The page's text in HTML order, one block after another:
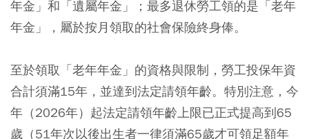
年金」和「遺屬年金」；最多退休勞工領的是「老年
年金」，屬於按月領取的社會保險終身俸。
至於領取「老年年金」的資格與限制，勞工投保年資
合計須滿15年，並達到法定請領年齡。特別注意，今
年（2026年）起法定請領年齡上限已正式提高到65
歲（51年次以後出生者一律須滿65歲才可領足額年